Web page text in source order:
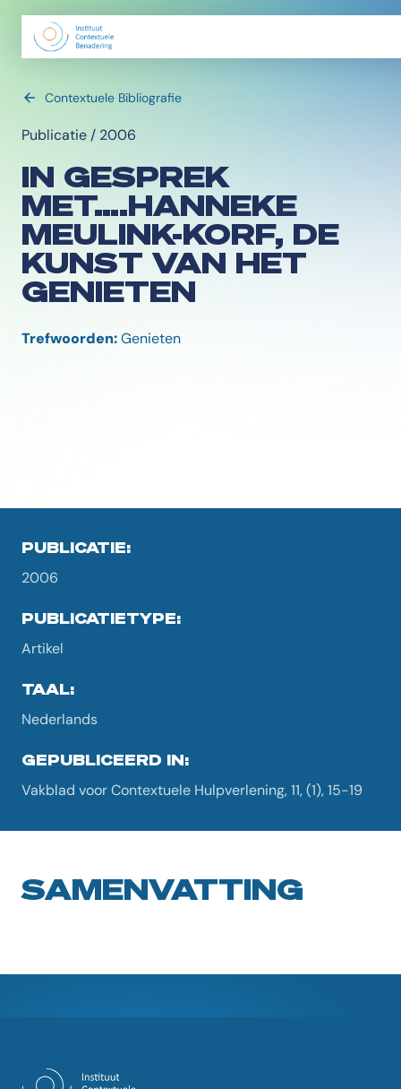
Contextuele Bibliografie
Publicatie / 2006
IN GESPREK
MET….HANNEKE
MEULINK-KORF, DE
KUNST VAN HET
GENIETEN
Trefwoorden:Genieten
PUBLICATIE:
2006
PUBLICATIETYPE:
Artikel
TAAL:
Nederlands
GEPUBLICEERD IN:
Vakblad voor Contextuele Hulpverlening, 11, (1), 15-19
SAMENVATTING